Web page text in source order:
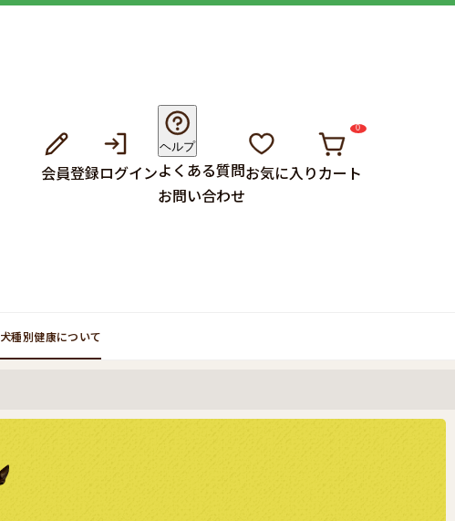
会員登録ログイン
ヘルプ
よくある質問
お問い合わせ
お気に入りカート
0
犬種別健康について